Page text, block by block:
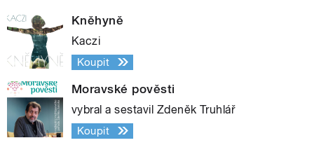
Kněhyně
Kaczi
Koupit
Moravské pověsti
vybral a sestavil Zdeněk Truhlář
Koupit